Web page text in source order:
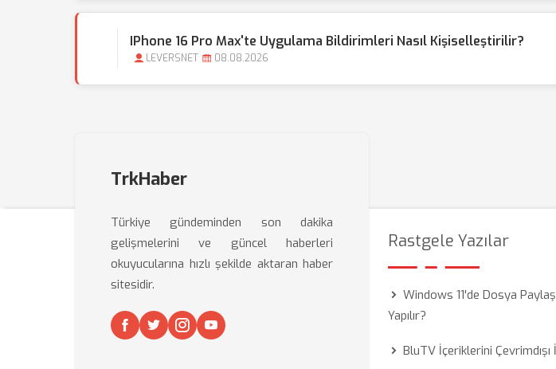
IPhone 16 Pro Max'te Uygulama Bildirimleri Nasıl Kişiselleştirilir?
LEVERSNET 08.08.2026
TrkHaber
Türkiye gündeminden son dakika
gelişmelerini ve güncel haberleri
okuyucularına hızlı şekilde aktaran haber
sitesidir.
Rastgele Yazılar
Windows 11'de Dosya
Yapılır?
BluTV İçeriklerini